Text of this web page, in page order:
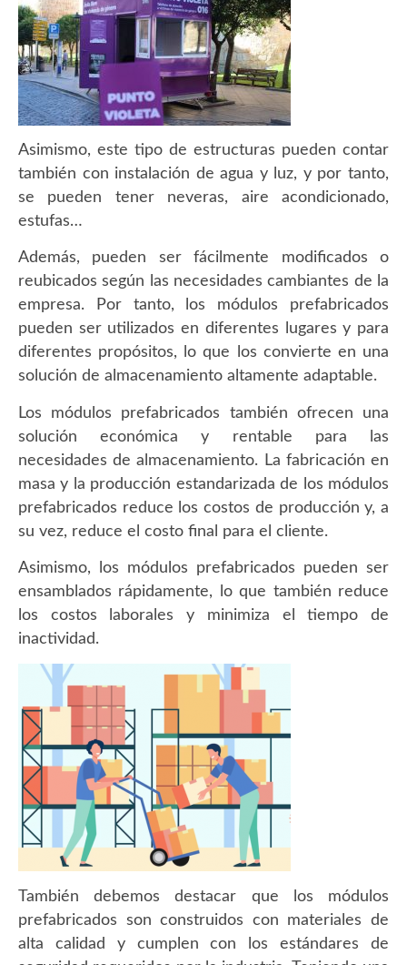
Asimismo, este tipo de estructuras pueden contar
también con instalación de agua y luz, y por tanto,
se pueden tener neveras, aire acondicionado,
estufas…
Además, pueden ser fácilmente modificados o
reubicados según las necesidades cambiantes de la
empresa. Por tanto, los módulos prefabricados
pueden ser utilizados en diferentes lugares y para
diferentes propósitos, lo que los convierte en una
solución de almacenamiento altamente adaptable.
Los módulos prefabricados también ofrecen una
solución económica y rentable para las
necesidades de almacenamiento. La fabricación en
masa y la producción estandarizada de los módulos
prefabricados reduce los costos de producción y, a
su vez, reduce el costo final para el cliente.
Asimismo, los módulos prefabricados pueden ser
ensamblados rápidamente, lo que también reduce
los costos laborales y minimiza el tiempo de
inactividad.
También debemos destacar que los módulos
prefabricados son construidos con materiales de
alta calidad y cumplen con los estándares de